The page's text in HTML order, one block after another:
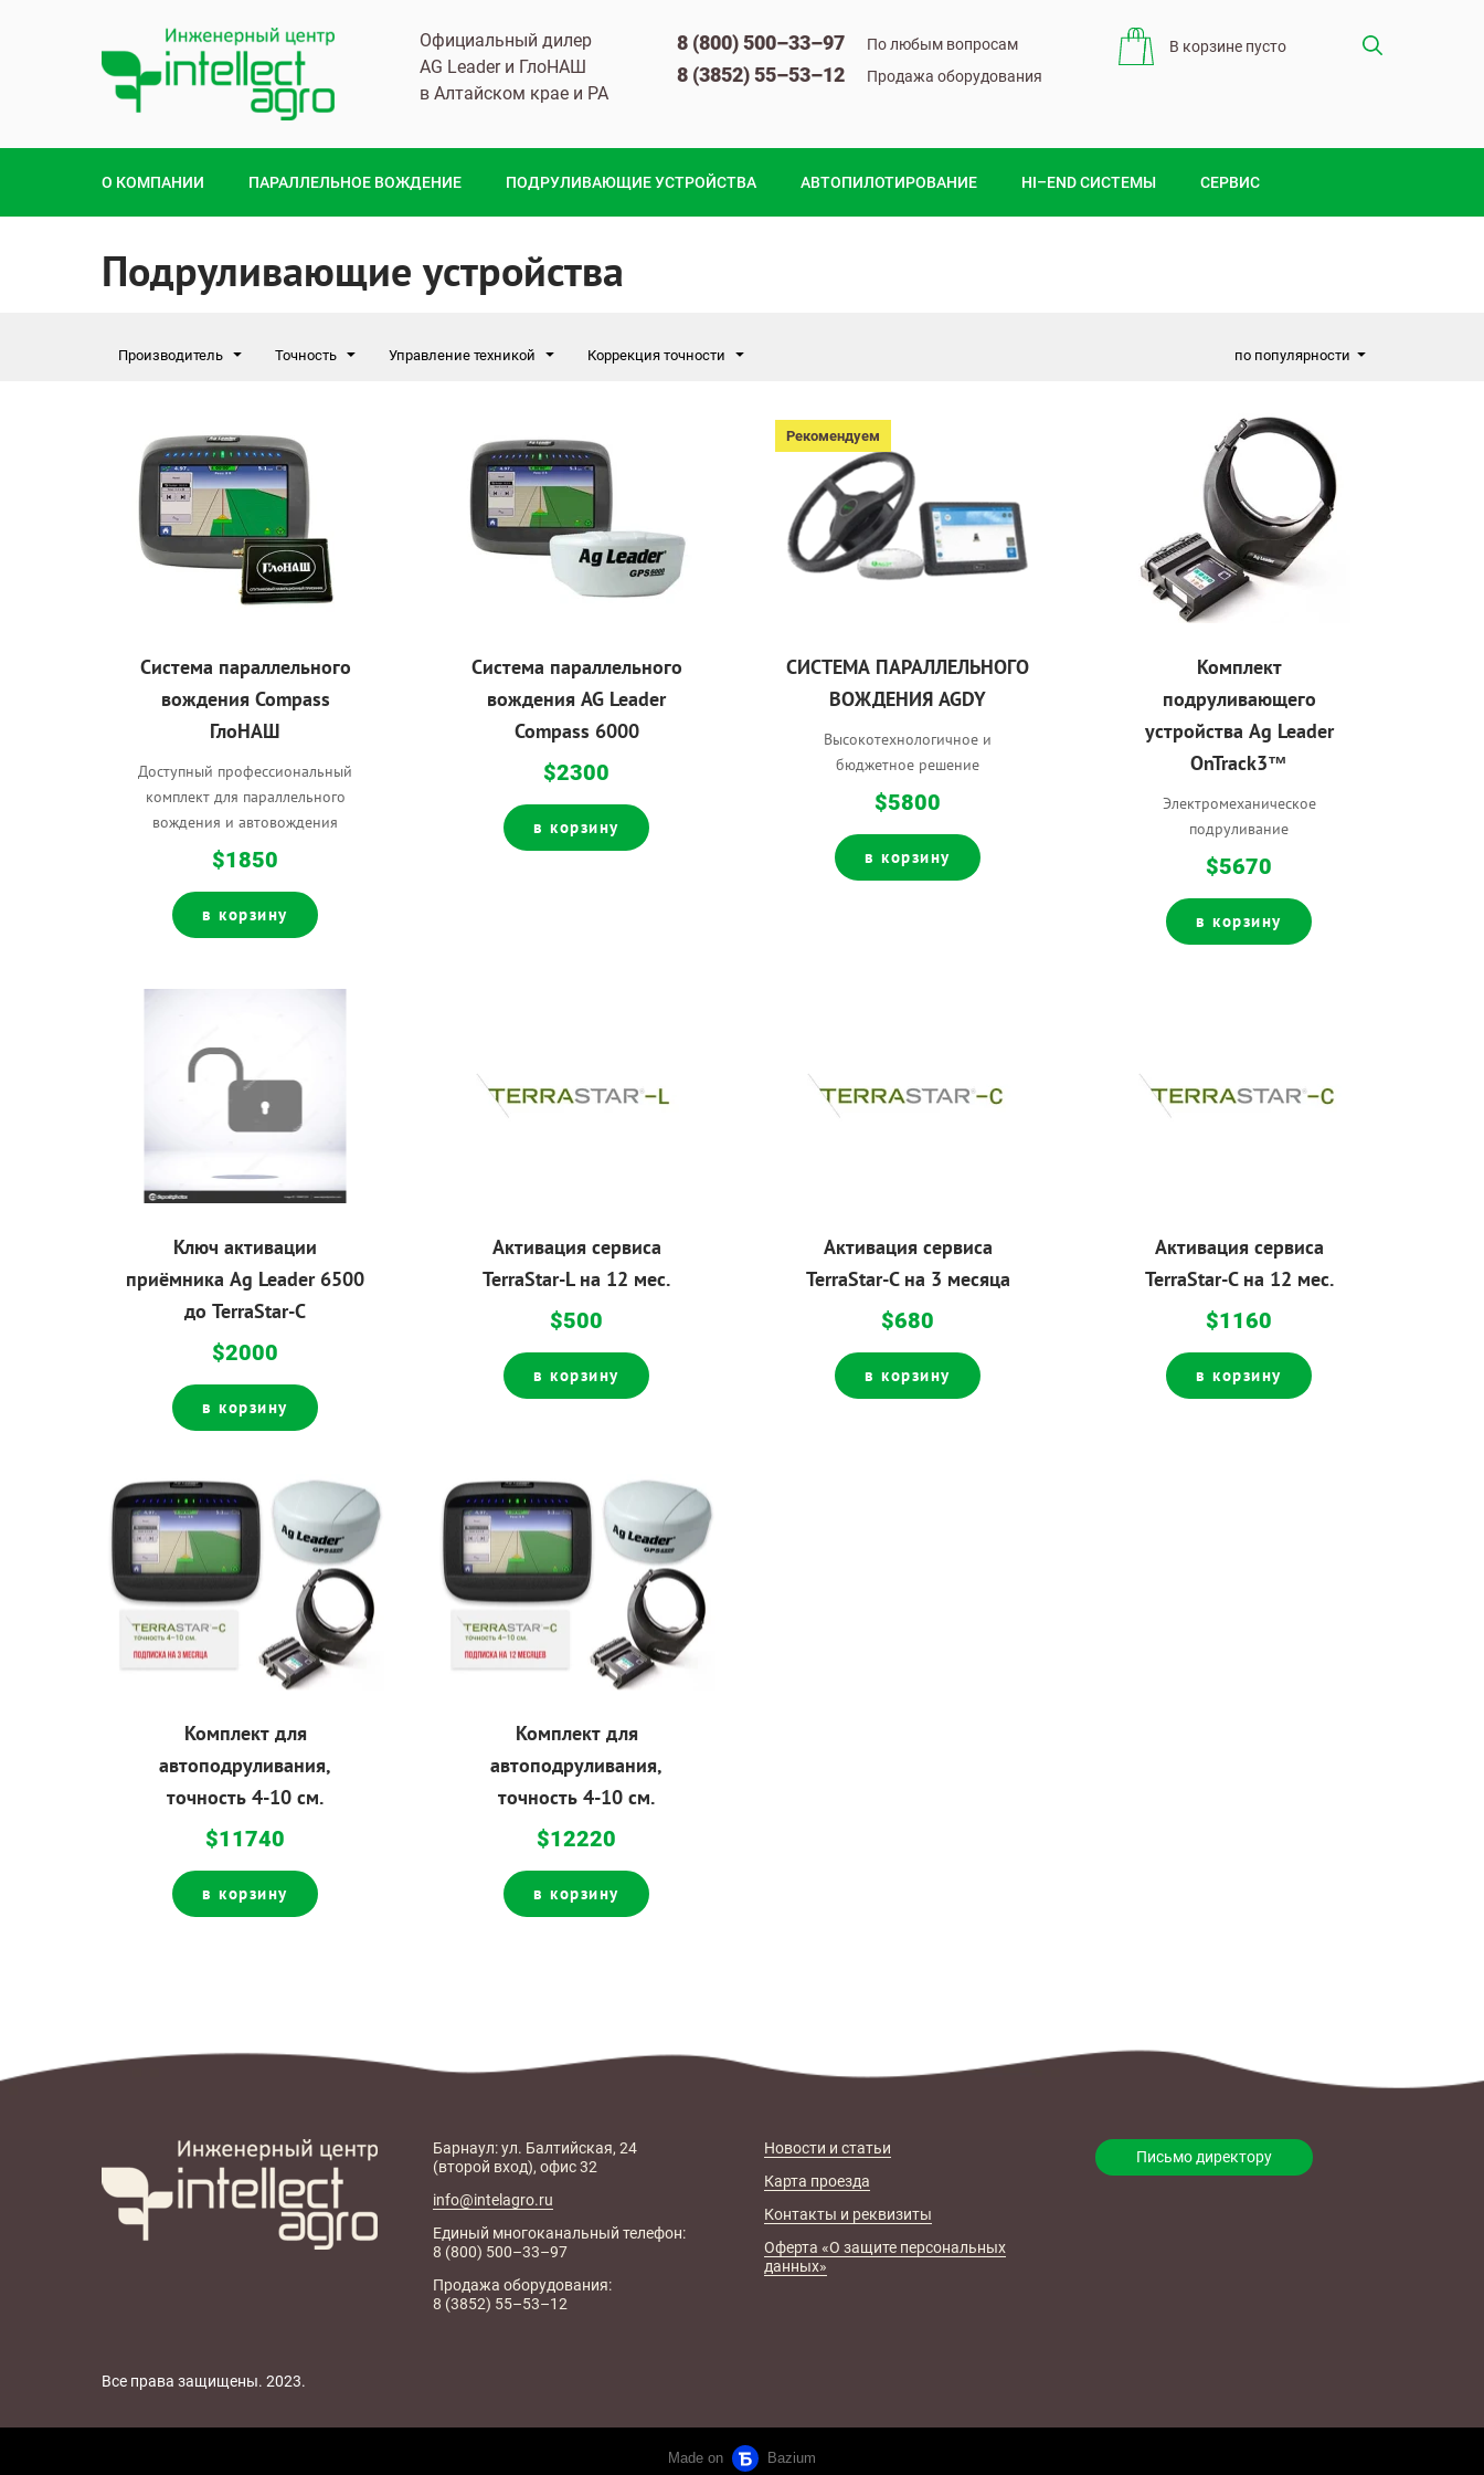
Официальный дилер
AG Leader и ГлоНАШ
в Алтайском крае и РА
8 (800) 500–33–97 По любым вопросам​
8 (3852) 55–53–12​ Продажа оборудования
В корзине пусто
О КОМПАНИИ ПАРАЛЛЕЛЬНОЕ ВОЖДЕНИЕ ПОДРУЛИВАЮЩИЕ УСТРОЙСТВА АВТОПИЛОТИРОВАНИЕ HI–END СИСТЕМЫ СЕРВИС
Подруливающие устройства
Производитель Точность Управление техникой Коррекция точности по популярности
Система параллельного
вождения Compass
ГлоНАШ
Доступный профессиональный
комплект для параллельного
вождения и автовождения
$1850
в корзину
Система параллельного
вождения AG Leader
Compass 6000
$2300
в корзину
Рекомендуем
CИСТЕМА ПАРАЛЛЕЛЬНОГО
ВОЖДЕНИЯ AGDY
Высокотехнологичное и
бюджетное решение
$5800
в корзину
Комплект
подруливающего
устройства Ag Leader
OnTrack3™
​Электромеханическое
подруливание
$5670
в корзину
Ключ активации
приёмника Ag Leader 6500
до TerraStar-C
$2000
в корзину
Активация сервиса
TerraStar-L на 12 мес.
$500
в корзину
Активация сервиса
TerraStar-C на 3 месяца
$680
в корзину
Активация сервиса
TerraStar-C на 12 мес.
$1160
в корзину
Комплект для
автоподруливания,
точность 4-10 см.
$11740
в корзину
Комплект для
автоподруливания,
точность 4-10 см.
$12220
в корзину
Барнаул: ул. Балтийская, 24
(второй вход), офис 32
info@intelagro.ru
Единый многоканальный телефон:
8 (800) 500–33–97
Продажа оборудования:
8 (3852) 55–53–12
Новости и статьи
Карта проезда
Контакты и реквизиты
Оферта «О защите персональных
данных»
Письмо директору
Все права защищены. 2023.​
Made on Bazium